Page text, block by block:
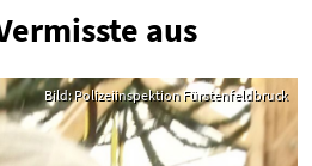
aus
Bild: Polizeiinspektion Fürstenfeldbruck